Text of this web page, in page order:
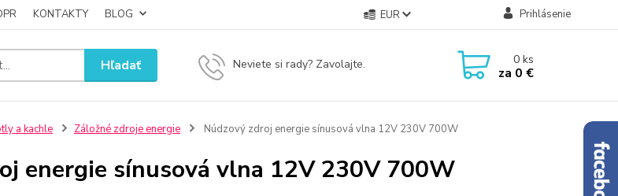
KONTAKTY BLOG EUR Prihlásenie
Hľadať Neviete si rady? Zavolajte. 0ks
za 0 €
a kachle Záložné zdroje energie Núdzový zdroj energie sínusová vlna 12V 230V 700W
energie sínusová vlna 12V 230V 700W